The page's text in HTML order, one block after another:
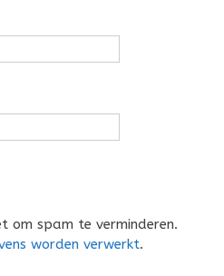
om spam te verminderen.
worden verwerkt.